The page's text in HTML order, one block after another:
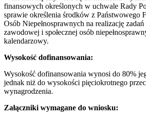
finansowych określonych w uchwale Rady
sprawie określenia środków z Państwowego
Osób Niepełnosprawnych na realizację
zawodowej i społecznej osób
kalendarzowy.
Wysokość dofinansowania:
Wysokość dofinansowania wynosi do 80%
jednak niż do wysokości pięciokrotnego
wynagrodzenia.
Załączniki wymagane do wniosku: